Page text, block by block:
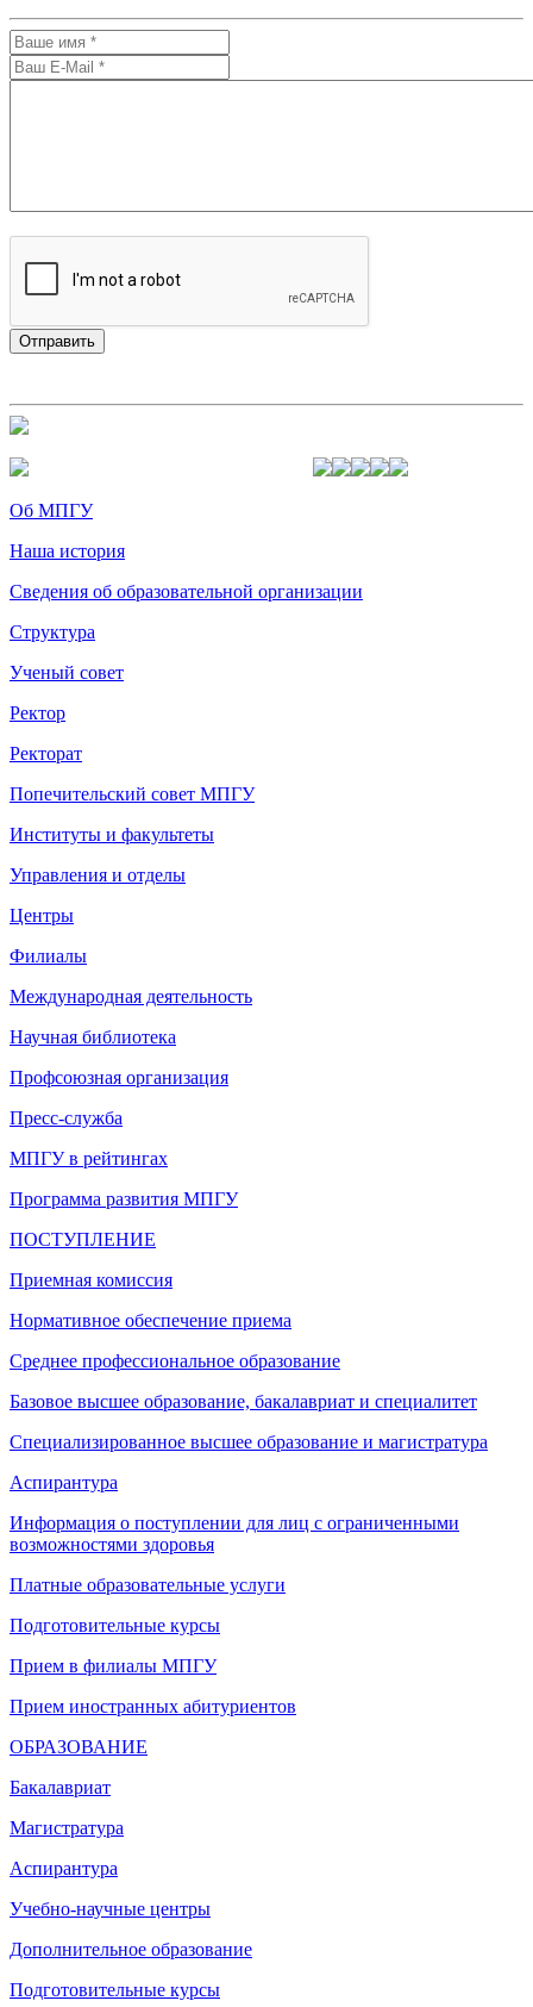
Об МПГУ
Наша история
Сведения об образовательной организации
Структура
Ученый совет
Ректор
Ректорат
Попечительский совет МПГУ
Институты и факультеты
Управления и отделы
Центры
Филиалы
Международная деятельность
Научная библиотека
Профсоюзная организация
Пресс-служба
МПГУ в рейтингах
Программа развития МПГУ
ПОСТУПЛЕНИЕ
Приемная комиссия
Нормативное обеспечение приема
Среднее профессиональное образование
Базовое высшее образование, бакалавриат и специалитет
Специализированное высшее образование и магистратура
Аспирантура
Информация о поступлении для лиц с ограниченными
возможностями здоровья
Платные образовательные услуги
Подготовительные курсы
Прием в филиалы МПГУ
Прием иностранных абитуриентов
ОБРАЗОВАНИЕ
Бакалавриат
Магистратура
Аспирантура
Учебно-научные центры
Дополнительное образование
Подготовительные курсы